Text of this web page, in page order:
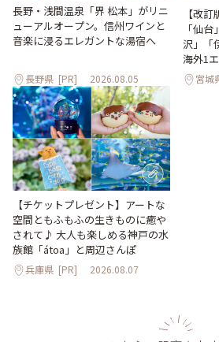
長野・浅間温泉「界 松本」がリニ
ューアルオープン。信州ワインと
音楽に浸るエレガントな湯宿へ
長野県 [PR] 2026.08.05
【改
「仙
沢」「
海外1
宮城
【チケットプレゼント】アートな
空間ともふもふの生きものに癒や
されて♪ 大人も楽しめる神戸の水
族館「átoa」と周辺さんぽ
兵庫県 [PR] 2026.08.07